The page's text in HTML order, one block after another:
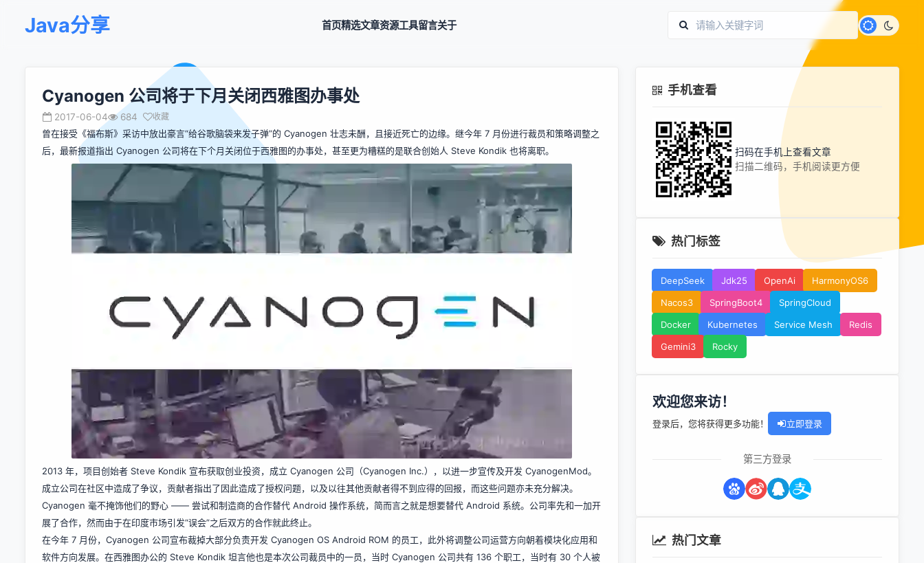
Java分享 首页精选文章资源工具留言关于
Cyanogen 公司将于下月关闭西雅图办事处
2017-06-04 684 收藏
曾在接受《福布斯》采访中放出豪言“给谷歌脑袋来发子弹”的 Cyanogen 壮志未酬，且接近死亡的边缘。继今年 7 月份进行裁员和策略调整之
后，最新报道指出 Cyanogen 公司将在下个月关闭位于西雅图的办事处，甚至更为糟糕的是联合创始人 Steve Kondik 也将离职。
2013 年，项目创始者 Steve Kondik 宣布获取创业投资，成立 Cyanogen 公司（Cyanogen Inc.），以进一步宣传及开发 CyanogenMod。
成立公司在社区中造成了争议，贡献者指出了因此造成了授权问题，以及以往其他贡献者得不到应得的回报，而这些问题亦未充分解决。
Cyanogen 毫不掩饰他们的野心 —— 尝试和制造商的合作替代 Android 操作系统，简而言之就是想要替代 Android 系统。公司率先和一加开
展了合作，然而由于在印度市场引发“误会”之后双方的合作就此终止。
在今年 7 月份，Cyanogen 公司宣布裁掉大部分负责开发 Cyanogen OS Android ROM 的员工，此外将调整公司运营方向朝着模块化应用和
软件方向发展。在西雅图办公的 Steve Kondik 坦言他也是本次公司裁员中的一员，当时 Cyanogen 公司共有 136 个职工，当时有 30 个人被
手机查看
扫码在手机上查看文章
扫描二维码，手机阅读更方便
热门标签
DeepSeek Jdk25 OpenAi
HarmonyOS6
Nacos3
SpringBoot4
SpringCloud
Docker
Kubernetes Service Mesh
Redis
Gemini3
Rocky
欢迎您来访！
登录后，您将获得更多功能！ 立即登录
第三方登录
热门文章